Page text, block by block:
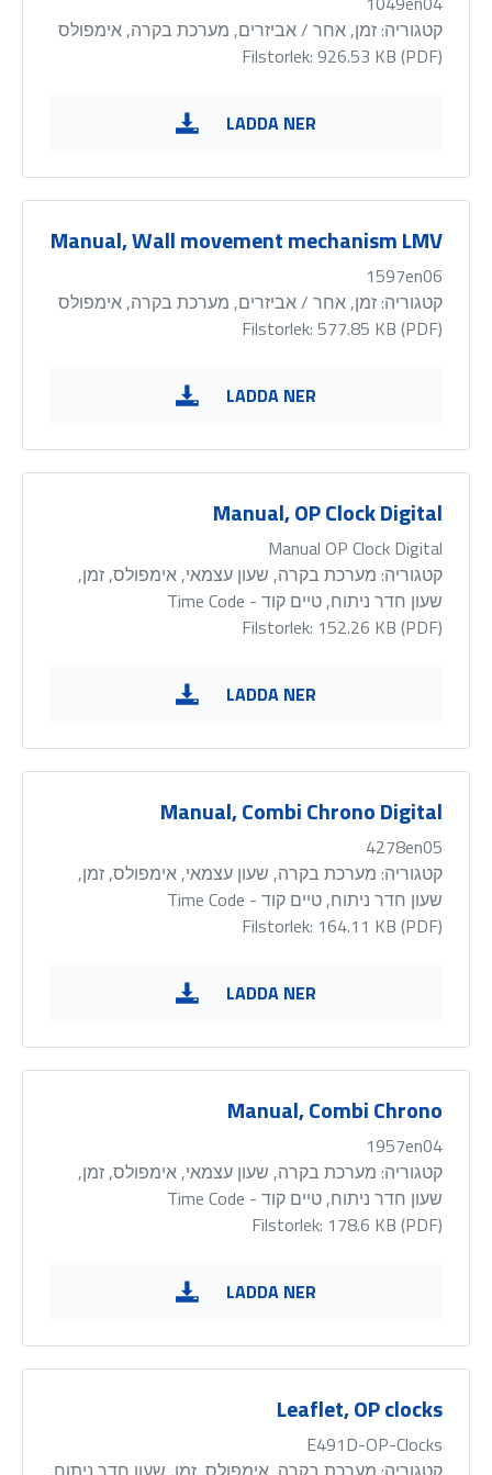
קטגוריה:זמן, אחר / אביזרים, מערכת בקרה, אימפולס
Filstorlek: 926.53 KB (PDF)
LADDA NER
Manual, Wall movement mechanism LMV
1597en06
קטגוריה:זמן, אחר / אביזרים, מערכת בקרה, אימפולס
Filstorlek: 577.85 KB (PDF)
LADDA NER
Manual, OP Clock Digital
Manual OP Clock Digital
קטגוריה: מערכת בקרה, שעון עצמאי, אימפולס, זמן,
שעון חדר ניתוח, טיים קוד - Time Code
Filstorlek: 152.26 KB (PDF)
LADDA NER
Manual, Combi Chrono Digital
4278en05
קטגוריה: מערכת בקרה, שעון עצמאי, אימפולס, זמן,
שעון חדר ניתוח, טיים קוד - Time Code
Filstorlek: 164.11 KB (PDF)
LADDA NER
Manual, Combi Chrono
1957en04
קטגוריה: מערכת בקרה, שעון עצמאי, אימפולס, זמן,
שעון חדר ניתוח, טיים קוד - Time Code
Filstorlek: 178.6 KB (PDF)
LADDA NER
Leaflet, OP clocks
E491D-OP-Clocks